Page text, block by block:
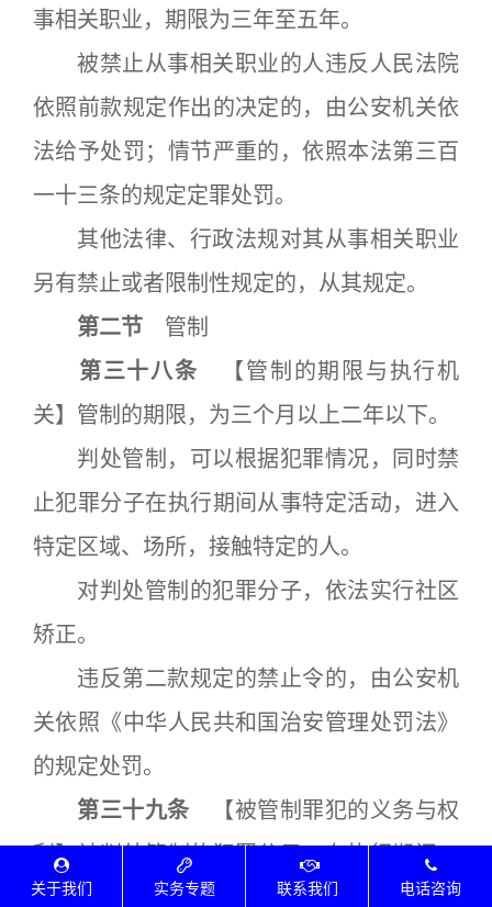
事相关职业，期限为三年至五年。
被禁止从事相关职业的人违反人民法院
依照前款规定作出的决定的，由公安机关依
法给予处罚；情节严重的，依照本法第三百
一十三条的规定定罪处罚。
其他法律、行政法规对其从事相关职业
另有禁止或者限制性规定的，从其规定。
第二节 管制
第三十八条 【管制的期限与执行机
关】管制的期限，为三个月以上二年以下。
判处管制，可以根据犯罪情况，同时禁
止犯罪分子在执行期间从事特定活动，进入
特定区域、场所，接触特定的人。
对判处管制的犯罪分子，依法实行社区
矫正。
违反第二款规定的禁止令的，由公安机
关依照《中华人民共和国治安管理处罚法》
的规定处罚。
第三十九条 【被管制罪犯的义务与权
利】被判处管制的犯罪分子，在执行期间，
应当遵守下列规定：
关于我们 实务专题 联系我们 电话咨询